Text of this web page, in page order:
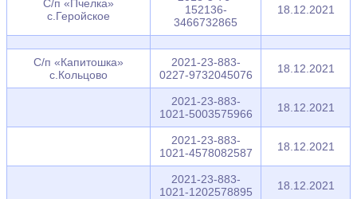
С/п «Пчелка»
с.Геройское
152136-
3466732865
18.12.2021
С/п «Капитошка»
с.Кольцово
2021-23-883-
0227-9732045076
18.12.2021
2021-23-883-
1021-5003575966
18.12.2021
2021-23-883-
1021-4578082587
18.12.2021
2021-23-883-
1021-1202578895
18.12.2021